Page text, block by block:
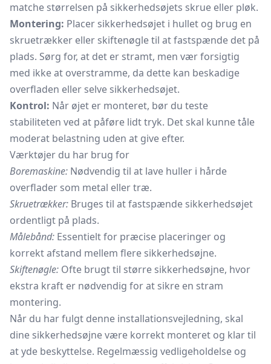
matche størrelsen på sikkerhedsøjets skrue eller pløk.
Montering: Placer sikkerhedsøjet i hullet og brug en
skruetrækker eller skiftenøgle til at fastspænde det på
plads. Sørg for, at det er stramt, men vær forsigtig
med ikke at overstramme, da dette kan beskadige
overfladen eller selve sikkerhedsøjet.
Kontrol: Når øjet er monteret, bør du teste
stabiliteten ved at påføre lidt tryk. Det skal kunne tåle
moderat belastning uden at give efter.
Værktøjer du har brug for
Boremaskine: Nødvendig til at lave huller i hårde
overflader som metal eller træ.
Skruetrækker: Bruges til at fastspænde sikkerhedsøjet
ordentligt på plads.
Målebånd: Essentielt for præcise placeringer og
korrekt afstand mellem flere sikkerhedsøjne.
Skiftenøgle: Ofte brugt til større sikkerhedsøjne, hvor
ekstra kraft er nødvendig for at sikre en stram
montering.
Når du har fulgt denne installationsvejledning, skal
dine sikkerhedsøjne være korrekt monteret og klar til
at yde beskyttelse. Regelmæssig vedligeholdelse og